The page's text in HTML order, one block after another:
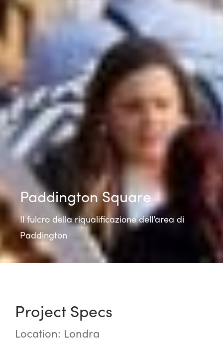
Paddington Square
Il fulcro della riqualificazione dell’area di
Paddington
Project Specs
Location: Londra